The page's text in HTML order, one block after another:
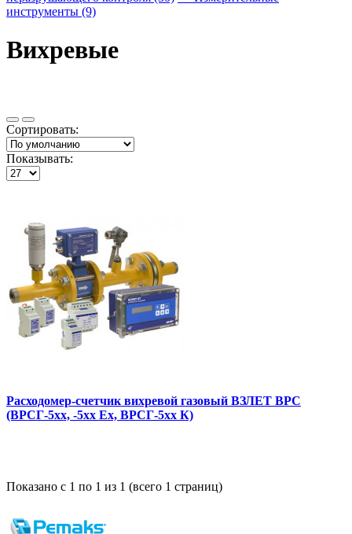
инструменты (9)
Вихревые
Сортировать:
Показывать:
Расходомер-счетчик вихревой газовый ВЗЛЕТ ВРС
(ВРСГ-5xx, -5xx Ex, ВРСГ-5хх К)
Показано с 1 по 1 из 1 (всего 1 страниц)